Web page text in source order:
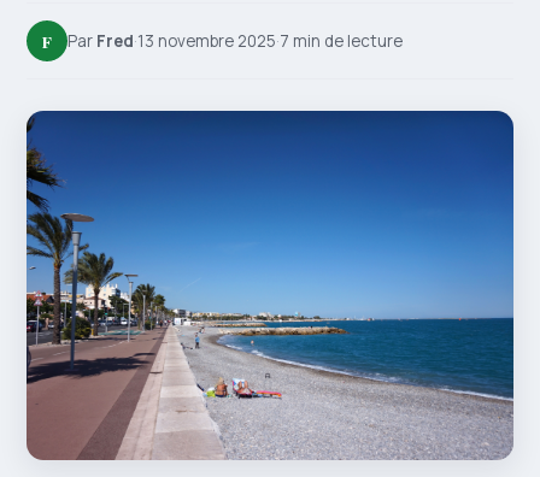
F Par Fred·13 novembre 2025·7 min de lecture